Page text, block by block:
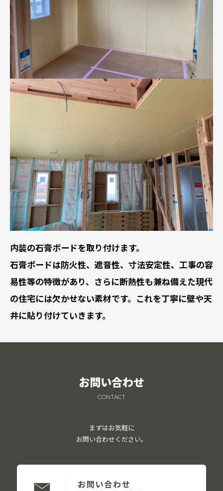
内装の石膏ボードを取り付けます。
石膏ボードは防火性、遮音性、寸法安定性、工事の容
易性等の特徴があり、さらに断熱性も兼ね備えた現代
の住宅には欠かせない素材です。これを丁寧に壁や天
井に貼り付けていきます。
お問い合わせ
CONTACT
まずはお気軽に
お問い合わせください。